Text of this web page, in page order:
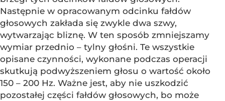
Następnie w opracowanym odcinku fałdów
głosowych zakłada się zwykle dwa szwy,
wytwarzając bliznę. W ten sposób zmniejszamy
wymiar przednio – tylny głośni. Te wszystkie
opisane czynności, wykonane podczas operacji
skutkują podwyższeniem głosu o wartość około
150 – 200 Hz. Ważne jest, aby nie uszkodzić
pozostałej części fałdów głosowych, bo może